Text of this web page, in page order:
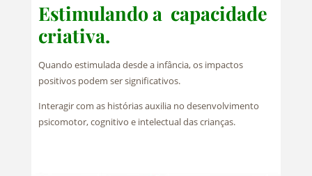
Estimulando a capacidade
criativa.
Quando estimulada desde a infância, os impactos
positivos podem ser significativos.
Interagir com as histórias auxilia no desenvolvimento
psicomotor, cognitivo e intelectual das crianças.